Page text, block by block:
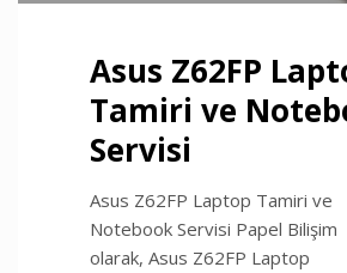
Asus Z62FP
Tamiri ve
Servisi
Asus Z62FP Laptop Tamiri ve
Notebook Servisi Papel Bilişim
olarak, Asus Z62FP Laptop